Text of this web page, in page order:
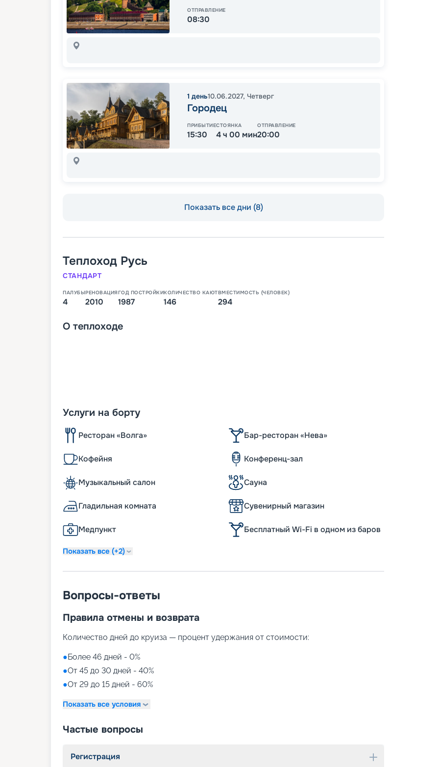
ОТПРАВЛЕНИЕ
08:30
1 день10.06.2027, Четверг
Городец
ПРИБЫТИЕ
15:30
СТОЯНКА
4 ч 00 мин
ОТПРАВЛЕНИЕ
20:00
Показать все дни (8)
Теплоход Русь
СТАНДАРТ
ПАЛУБЫ
4
РЕНОВАЦИЯ
2010
ГОД ПОСТРОЙКИ
1987
КОЛИЧЕСТВО КАЮТ
146
ВМЕСТИМОСТЬ (ЧЕЛОВЕК)
294
О теплоходе
Услуги на борту
Ресторан «Волга» Бар-ресторан «Нева»
Кофейня Конференц-зал
Музыкальный салон Сауна
Гладильная комната Сувенирный магазин
Медпункт Бесплатный Wi-Fi в одном из баров
Показать все (+2)
Вопросы-ответы
Правила отмены и возврата
Количество дней до круиза — процент удержания от стоимости:
●Более 46 дней - 0%
●От 45 до 30 дней - 40%
●От 29 до 15 дней - 60%
Показать все условия
Частые вопросы
Регистрация